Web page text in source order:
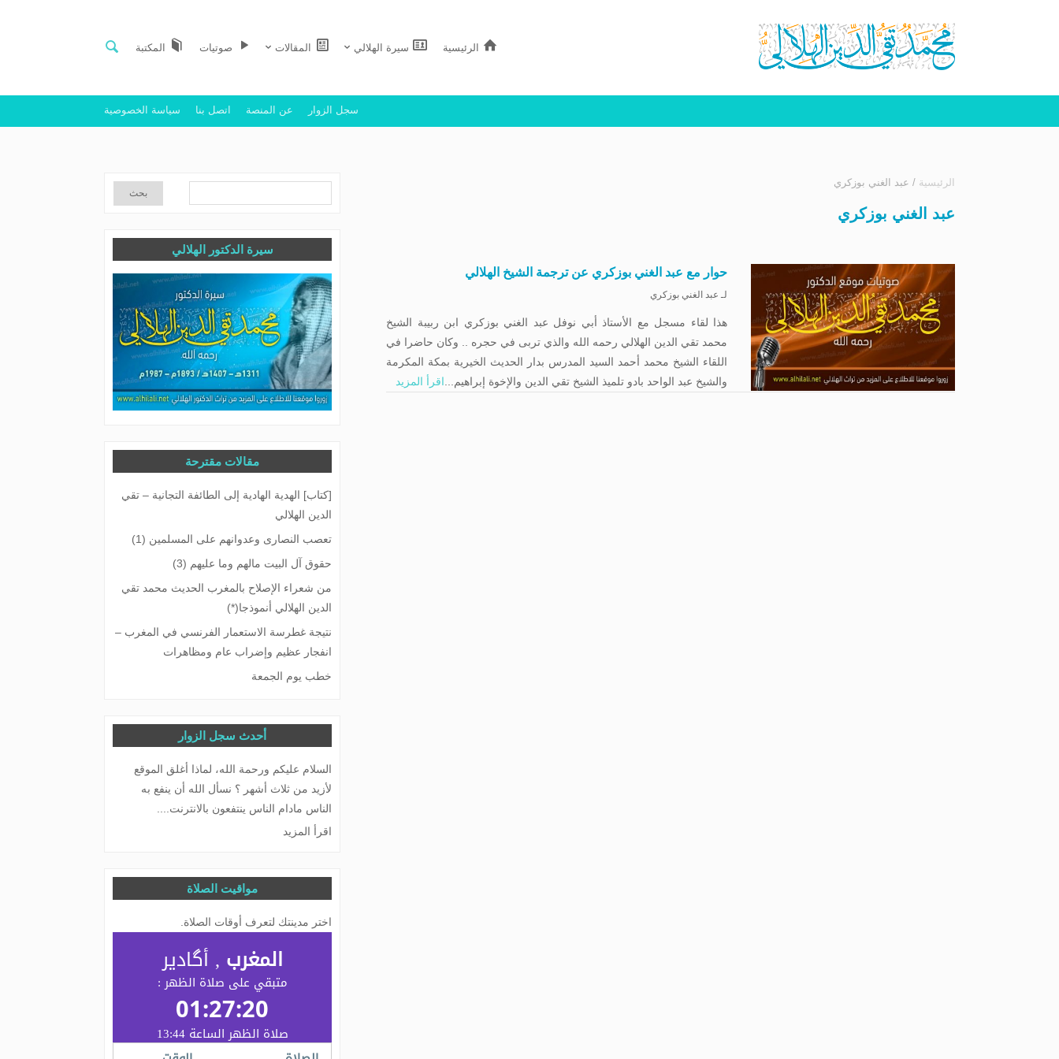
الرئيسية سيرة الهلالي المقالات صوتيات المكتبة
سجل الزوار عن المنصة اتصل بنا سياسة الخصوصية
الرئيسية / عبد الغني بوزكري
عبد الغني بوزكري
حوار مع عبد الغني بوزكري عن ترجمة الشيخ الهلالي
لـ عبد الغني بوزكري
هذا لقاء مسجل مع الأستاذ أبي نوفل عبد الغني بوزكري ابن ربيبة الشيخ
محمد تقي الدين الهلالي رحمه الله والذي تربى في حجره .. وكان حاضرا في
اللقاء الشيخ محمد أحمد السيد المدرس بدار الحديث الخيرية بمكة المكرمة
والشيخ عبد الواحد بادو تلميذ الشيخ تقي الدين والإخوة إبراهيم... اقرأ المزيد
سيرة الدكتور الهلالي
مقالات مقترحة
[كتاب] الهدية الهادية إلى الطائفة التجانية – تقي
الدين الهلالي
تعصب النصارى وعدوانهم على المسلمين (1)
حقوق آل البيت مالهم وما عليهم (3)
من شعراء الإصلاح بالمغرب الحديث محمد تقي
الدين الهلالي أنموذجا(*)
نتيجة غطرسة الاستعمار الفرنسي في المغرب –
انفجار عظيم وإضراب عام ومظاهرات
خطب يوم الجمعة
أحدث سجل الزوار
السلام عليكم ورحمة الله، لماذا أغلق الموقع
لأزيد من ثلاث أشهر ؟ نسأل الله أن ينفع به
الناس مادام الناس ينتفعون بالانترنت....
اقرأ المزيد
مواقيت الصلاة
اختر مدينتك لتعرف أوقات الصلاة.